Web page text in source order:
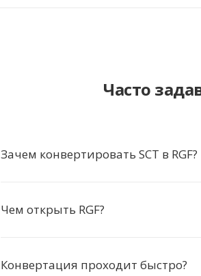
Часто
Зачем конвертировать SCT в RGF?
Чем открыть RGF?
Конвертация проходит быстро?